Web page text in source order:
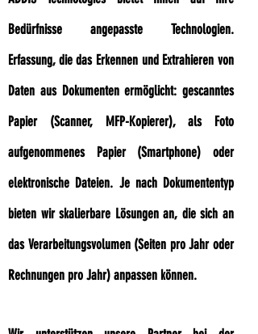
Bedürfnisse angepasste Technologien.
Erfassung, die das Erkennen und Extrahieren von
Daten aus Dokumenten ermöglicht: gescanntes
Papier (Scanner, MFP-Kopierer), als Foto
aufgenommenes Papier (Smartphone) oder
elektronische Dateien. Je nach Dokumententyp
bieten wir skalierbare Lösungen an, die sich an
das Verarbeitungsvolumen (Seiten pro Jahr oder
Rechnungen pro Jahr) anpassen können.